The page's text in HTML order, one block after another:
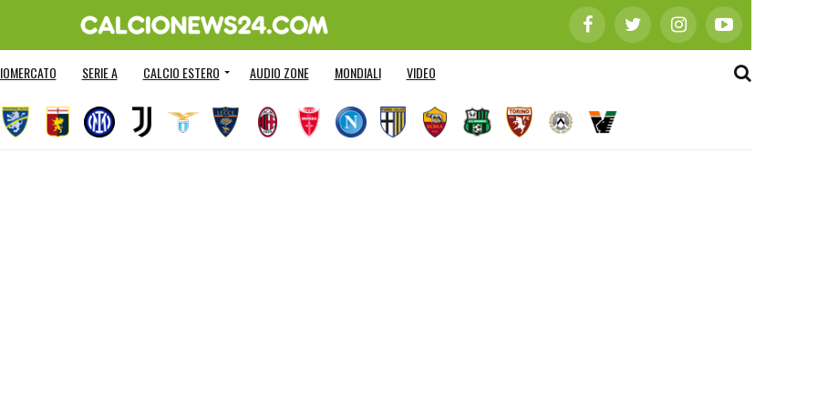
SERIE A CALCIO ESTERO AUDIO ZONE MONDIALI VIDEO